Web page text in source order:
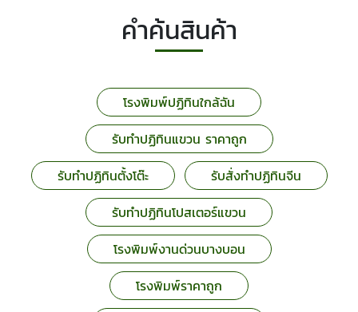
คำค้นสินค้า
โรงพิมพ์ปฏิทินใกล้ฉัน
รับทำปฏิทินแขวน ราคาถูก
รับทำปฏิทินตั้งโต๊ะ
รับสั่งทำปฏิทินจีน
รับทำปฏิทินโปสเตอร์แขวน
โรงพิมพ์งานด่วนบางบอน
โรงพิมพ์ราคาถูก